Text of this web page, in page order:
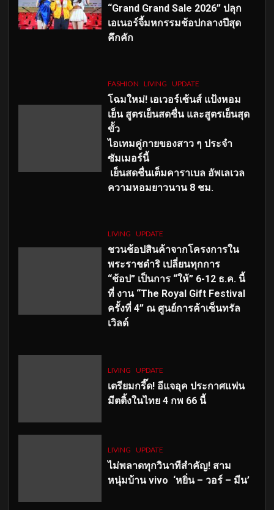
“Grand Grand Sale 2026” ปลุก
เอเนอร์จี้มหกรรมช้อปกลางปีสุด
คึกคัก
FASHION LIVING UPDATE
โฉมใหม่! เอเวอร์เซ้นส์ แป้งหอม
เย็น สูตรเย็นสดชื่น และสูตรเย็นสุด
ขั้ว
ไอเทมคู่กายของสาว ๆ ประจำ
ซัมเมอร์นี้
เย็นสดชื่นเต็มคาราเบล อัพเลเวล
ความหอมยาวนาน 8 ชม.
LIVING UPDATE
ชวนช้อปสินค้าจากโครงการใน
พระราชดำริ เปลี่ยนทุกการ
“ช้อป” เป็นการ “ให้” 6-12 ธ.ค. นี้
ที่ งาน “The Royal Gift Festival
ครั้งที่ 4” ณ ศูนย์การค้าเซ็นทรัล
เวิลด์
LIVING UPDATE
เตรียมกรี๊ด! อีแจอุค ประกาศแฟน
มีตติ้งในไทย 4 กพ 66 นี้
LIVING UPDATE
ไม่พลาดทุกวินาทีสำคัญ! สาม
หนุ่มบ้าน vivo ‘หยิ่น – วอร์ – มีน’